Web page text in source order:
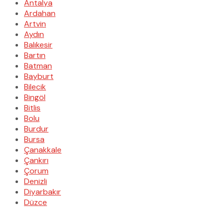
Antalya
Ardahan
Artvin
Aydın
Balıkesir
Bartın
Batman
Bayburt
Bilecik
Bingöl
Bitlis
Bolu
Burdur
Bursa
Çanakkale
Çankırı
Çorum
Denizli
Diyarbakır
Düzce